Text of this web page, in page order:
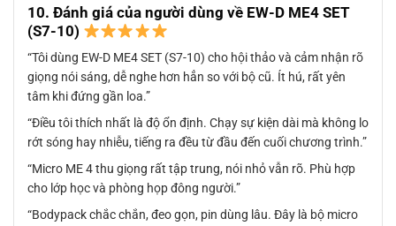
10. Đánh giá của người dùng về EW-D ME4 SET
(S7-10)
“Tôi dùng EW-D ME4 SET (S7-10) cho hội thảo và cảm nhận rõ
giọng nói sáng, dễ nghe hơn hẳn so với bộ cũ. Ít hú, rất yên
tâm khi đứng gần loa.”
“Điều tôi thích nhất là độ ổn định. Chạy sự kiện dài mà không lo
rớt sóng hay nhiễu, tiếng ra đều từ đầu đến cuối chương trình.”
“Micro ME 4 thu giọng rất tập trung, nói nhỏ vẫn rõ. Phù hợp
cho lớp học và phòng họp đông người.”
“Bodypack chắc chắn, đeo gọn, pin dùng lâu. Đây là bộ micro